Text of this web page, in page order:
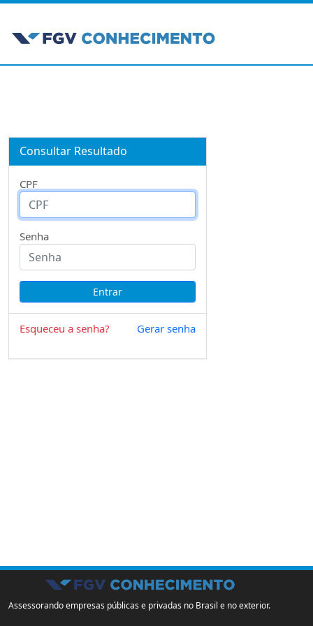
Consultar Resultado
CPF
Senha
Esqueceu a senha? Gerar senha
Assessorando empresas públicas e privadas no Brasil e no exterior.